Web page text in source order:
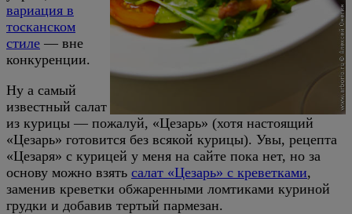
вариация в
тосканском
стиле — вне
конкуренции.
Ну а самый
известный салат
из курицы — пожалуй, «Цезарь» (хотя настоящий
«Цезарь» готовится без всякой курицы). Увы, рецепта
«Цезаря» с курицей у меня на сайте пока нет, но за
основу можно взять салат «Цезарь» с креветками,
заменив креветки обжаренными ломтиками куриной
грудки и добавив тертый пармезан.